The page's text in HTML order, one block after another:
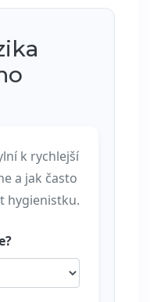
k rychlejší
a jak často
hygienistku.